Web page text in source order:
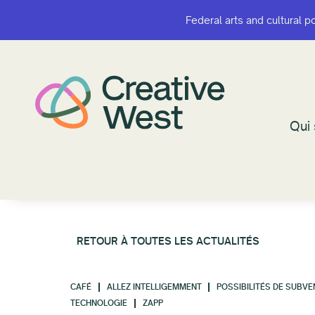
Federal arts and cultural
Qui
Federal arts and cultural
Qui
RETOUR À TOUTES LES ACTUALITÉS
CAFÉ ALLEZ INTELLIGEMMENT POSSIBILITÉS DE
TECHNOLOGIE
ZAPP